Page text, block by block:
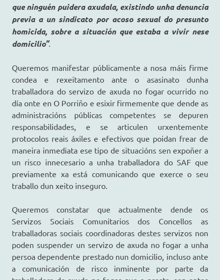
que ninguén puidera axudala, existindo unha denuncia
previa a un sindicato por acoso sexual do presunto
homicida, sobre a situación que estaba a vivir nese
domicilio”.
Queremos manifestar públicamente a nosa máis firme
condea e rexeitamento ante o asasinato dunha
traballadora do servizo de axuda no fogar ocurrido no
día onte en O Porriño e esixir firmemente que dende as
administracións públicas competentes se depuren
responsabilidades, e se articulen urxentemente
protocolos reais áxiles e efectivos que poidan frear de
maneira inmediata ese tipo de situacións sen expoñer a
un risco innecesario a unha traballadora do SAF que
previamente xa está comunicando que exerce o seu
traballo dun xeito inseguro.
Queremos constatar que actualmente dende os
Servizos Sociais Comunitarios dos Concellos as
traballadoras sociais coordinadoras destes servizos non
poden suspender un servizo de axuda no fogar a unha
persoa dependente prestado nun domicilio, incluso ante
a comunicación de risco inminente por parte da